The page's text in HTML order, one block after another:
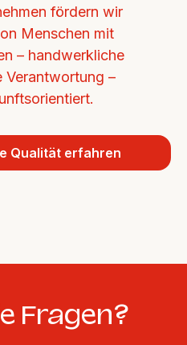
fördern wir
Menschen mit
– handwerkliche
Verantwortung –
Qualität erfahren
Fragen?